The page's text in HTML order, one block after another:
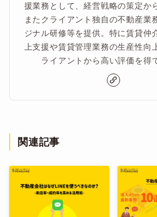
援業務として、経営戦略の策定か
またクライアント独自の不動産業
ジナル研修等を提供。特に賃貸仲
上支援や賃貸管理業務の生産性向
ライアントから高い評価を得
関連記事